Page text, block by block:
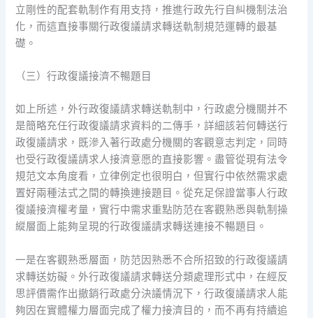
立剛性的配套軌制作有用支持，推進行政先行自糾機制法治
化，而這直接事關行政復議請求轉送軌制規范運轉的最基
礎。
（三）行政復議接濟不暢題目
如上所述，外行政復議請求轉送軌制中，行政處分機關并不
是簡略充任行政復議請求資料的二傳手，詳細該若何轉送行
政復議請求，既滲入著行政處分機關的客觀意志判定，同時
也受行政復議請求人接濟意愿的直接影響。盡管從現有法令
規范文本角度看，立律例定也很明白，但實行中依然需求處
置好兩種法式之間的轉換連接題目。從充足保證當事人行政
復議接濟權考量，實行中需求重點防范在客觀熟悉與軌制操
縱層面上能夠呈現的行政復議請求轉送連接不暢題目。
一是在客觀熟悉層面，防范因熟悉不合所招致的行政復議請
求轉送妨礙。外行政復議請求轉送分類處理形式中，在經反
思評價需作出撤銷行政處分決議情況下，行政復議請求人能
夠因在實體權力層面完成了權力接濟目的，而不再有持續追